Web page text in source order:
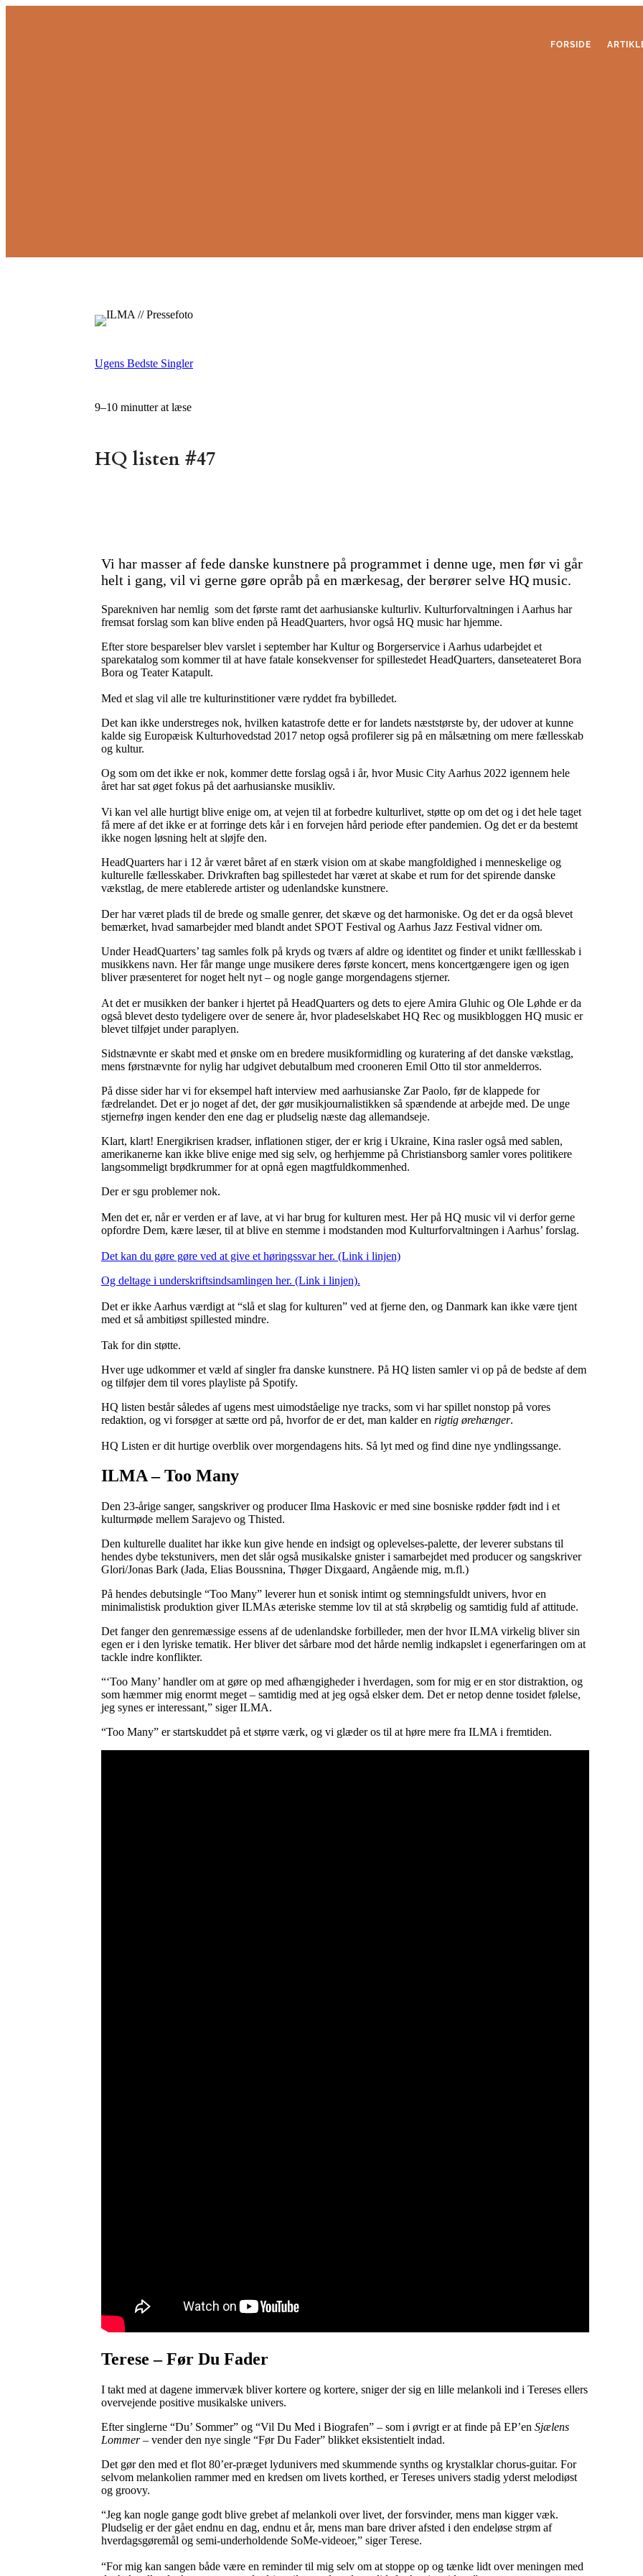
FORSIDE
Ugens Bedste Singler
9–10 minutter at læse
HQ listen #47
Vi har masser af fede danske kunstnere på programmet i denne uge, men før vi går
helt i gang, vil vi gerne gøre opråb på en mærkesag, der berører selve HQ music.
Sparekniven har nemlig som det første ramt det aarhusianske kulturliv. Kulturforvaltningen i Aarhus har
fremsat forslag som kan blive enden på HeadQuarters, hvor også HQ music har hjemme.
Efter store besparelser blev varslet i september har Kultur og Borgerservice i Aarhus udarbejdet et
sparekatalog som kommer til at have fatale konsekvenser for spillestedet HeadQuarters, danseteateret Bora
Bora og Teater Katapult.
Med et slag vil alle tre kulturinstitioner være ryddet fra bybilledet.
Det kan ikke understreges nok, hvilken katastrofe dette er for landets næststørste by, der udover at kunne
kalde sig Europæisk Kulturhovedstad 2017 netop også profilerer sig på en målsætning om mere fællesskab
og kultur.
Og som om det ikke er nok, kommer dette forslag også i år, hvor Music City Aarhus 2022 igennem hele
året har sat øget fokus på det aarhusianske musikliv.
Vi kan vel alle hurtigt blive enige om, at vejen til at forbedre kulturlivet, støtte op om det og i det hele taget
få mere af det ikke er at forringe dets kår i en forvejen hård periode efter pandemien. Og det er da bestemt
ikke nogen løsning helt at sløjfe den.
HeadQuarters har i 12 år været båret af en stærk vision om at skabe mangfoldighed i menneskelige og
kulturelle fællesskaber. Drivkraften bag spillestedet har været at skabe et rum for det spirende danske
vækstlag, de mere etablerede artister og udenlandske kunstnere.
Der har været plads til de brede og smalle genrer, det skæve og det harmoniske. Og det er da også blevet
bemærket, hvad samarbejder med blandt andet SPOT Festival og Aarhus Jazz Festival vidner om.
Under HeadQuarters’ tag samles folk på kryds og tværs af aldre og identitet og finder et unikt fælllesskab i
musikkens navn. Her får mange unge musikere deres første koncert, mens koncertgængere igen og igen
bliver præsenteret for noget helt nyt – og nogle gange morgendagens stjerner.
At det er musikken der banker i hjertet på HeadQuarters og dets to ejere Amira Gluhic og Ole Løhde er da
også blevet desto tydeligere over de senere år, hvor pladeselskabet HQ Rec og musikbloggen HQ music er
blevet tilføjet under paraplyen.
Sidstnævnte er skabt med et ønske om en bredere musikformidling og kuratering af det danske vækstlag,
mens førstnævnte for nylig har udgivet debutalbum med crooneren Emil Otto til stor anmelderros.
På disse sider har vi for eksempel haft interview med aarhusianske Zar Paolo, før de klappede for
fædrelandet. Det er jo noget af det, der gør musikjournalistikken så spændende at arbejde med. De unge
stjernefrø ingen kender den ene dag er pludselig næste dag allemandseje.
Klart, klart! Energikrisen kradser, inflationen stiger, der er krig i Ukraine, Kina rasler også med sablen,
amerikanerne kan ikke blive enige med sig selv, og herhjemme på Christiansborg samler vores politikere
langsommeligt brødkrummer for at opnå egen magtfuldkommenhed.
Der er sgu problemer nok.
Men det er, når er verden er af lave, at vi har brug for kulturen mest. Her på HQ music vil vi derfor gerne
opfordre Dem, kære læser, til at blive en stemme i modstanden mod Kulturforvaltningen i Aarhus’ forslag.
Det kan du gøre gøre ved at give et høringssvar her. (Link i linjen)
Og deltage i underskriftsindsamlingen her. (Link i linjen).
Det er ikke Aarhus værdigt at “slå et slag for kulturen” ved at fjerne den, og Danmark kan ikke være tjent
med et så ambitiøst spillested mindre.
Tak for din støtte.
Hver uge udkommer et væld af singler fra danske kunstnere. På HQ listen samler vi op på de bedste af dem
og tilføjer dem til vores playliste på Spotify.
HQ listen består således af ugens mest uimodståelige nye tracks, som vi har spillet nonstop på vores
redaktion, og vi forsøger at sætte ord på, hvorfor de er det, man kalder en rigtig ørehænger.
HQ Listen er dit hurtige overblik over morgendagens hits. Så lyt med og find dine nye yndlingssange.
ILMA – Too Many
Den 23-årige sanger, sangskriver og producer Ilma Haskovic er med sine bosniske rødder født ind i et
kulturmøde mellem Sarajevo og Thisted.
Den kulturelle dualitet har ikke kun give hende en indsigt og oplevelses-palette, der leverer substans til
hendes dybe tekstunivers, men det slår også musikalske gnister i samarbejdet med producer og sangskriver
Glori/Jonas Bark (Jada, Elias Boussnina, Thøger Dixgaard, Angående mig, m.fl.)
På hendes debutsingle “Too Many” leverer hun et sonisk intimt og stemningsfuldt univers, hvor en
minimalistisk produktion giver ILMAs æteriske stemme lov til at stå skrøbelig og samtidig fuld af attitude.
Det fanger den genremæssige essens af de udenlandske forbilleder, men der hvor ILMA virkelig bliver sin
egen er i den lyriske tematik. Her bliver det sårbare mod det hårde nemlig indkapslet i egenerfaringen om at
tackle indre konflikter.
“‘Too Many’ handler om at gøre op med afhængigheder i hverdagen, som for mig er en stor distraktion, og
som hæmmer mig enormt meget – samtidig med at jeg også elsker dem. Det er netop denne tosidet følelse,
jeg synes er interessant,” siger ILMA.
“Too Many” er startskuddet på et større værk, og vi glæder os til at høre mere fra ILMA i fremtiden.
Terese – Før Du Fader
I takt med at dagene immervæk bliver kortere og kortere, sniger der sig en lille melankoli ind i Tereses ellers
overvejende positive musikalske univers.
Efter singlerne “Du’ Sommer” og “Vil Du Med i Biografen” – som i øvrigt er at finde på EP’en Sjælens
Lommer– vender den nye single “Før Du Fader” blikket eksistentielt indad.
Det gør den med et flot 80’er-præget lydunivers med skummende synths og krystalklar chorus-guitar. For
selvom melankolien rammer med en kredsen om livets korthed, er Tereses univers stadig yderst melodiøst
og groovy.
“Jeg kan nogle gange godt blive grebet af melankoli over livet, der forsvinder, mens man kigger væk.
Pludselig er der gået endnu en dag, endnu et år, mens man bare driver afsted i den endeløse strøm af
hverdagsgøremål og semi-underholdende SoMe-videoer,” siger Terese.
“For mig kan sangen både være en reminder til mig selv om at stoppe op og tænke lidt over meningen med